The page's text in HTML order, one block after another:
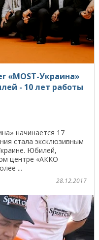
«MOST-Украина»
- 10 лет работы
начинается 17
стала эксклюзивным
Юбилей,
центре «АККО
...
28.12.2017